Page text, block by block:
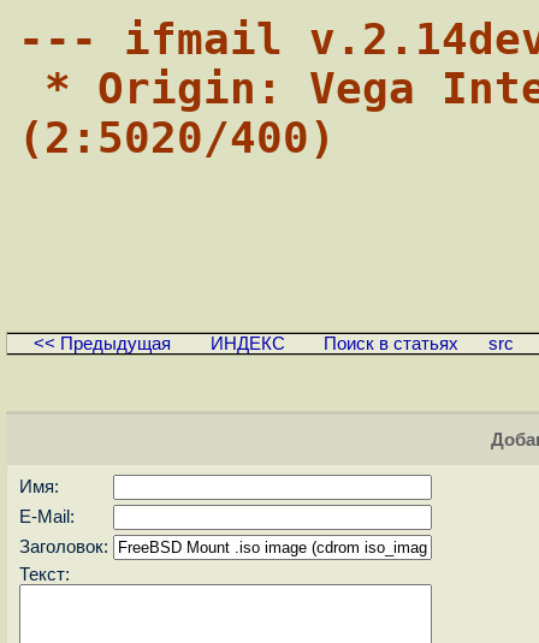
--- ifmail
(2:5020/400)
<< Предыдущая ИНДЕКС Поиск в статьях src
Имя:
E-Mail:
Заголовок:
Текст: